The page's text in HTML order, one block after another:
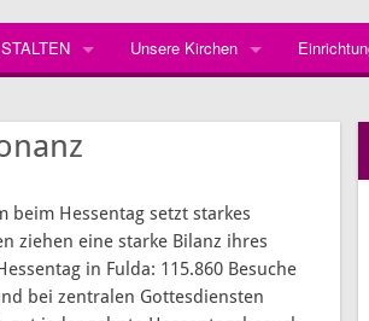
wird …
Unsere Kirchen
Kirche
Der
beim Hessentag setzt starkes
ziehen eine starke Bilanz ihres
in Fulda: 115.860 Besuche
bei zentralen Gottesdiensten